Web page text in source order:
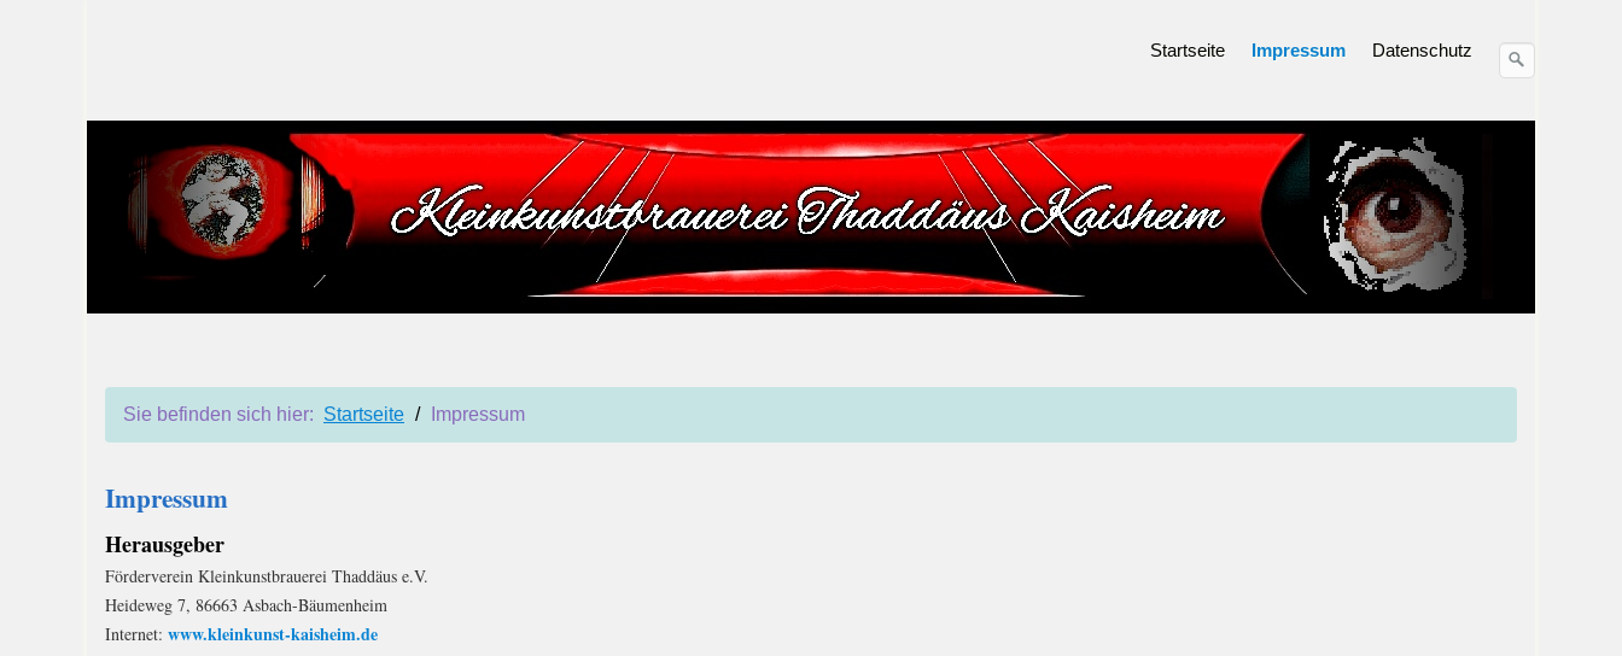
Startseite Impressum Datenschutz
Sie befinden sich hier: Startseite / Impressum
Impressum
Herausgeber
Förderverein Kleinkunstbrauerei Thaddäus e.V.
Heideweg 7, 86663 Asbach-Bäumenheim
Internet: www.kleinkunst-kaisheim.de